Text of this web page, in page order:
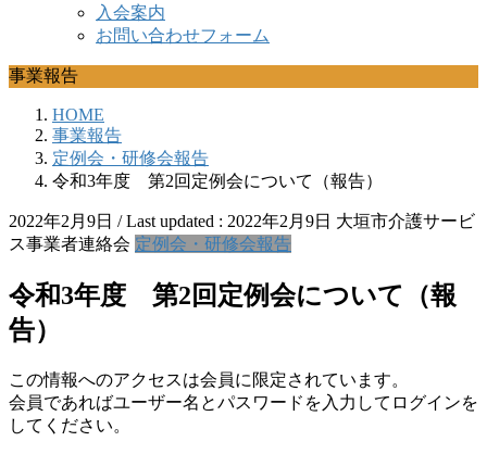
入会案内
お問い合わせフォーム
事業報告
HOME
事業報告
定例会・研修会報告
令和3年度 第2回定例会について（報告）
2022年2月9日 / Last updated : 2022年2月9日 大垣市介護サービ
ス事業者連絡会 定例会・研修会報告
令和3年度 第2回定例会について（報
告）
この情報へのアクセスは会員に限定されています。
会員であればユーザー名とパスワードを入力してログインを
してください。